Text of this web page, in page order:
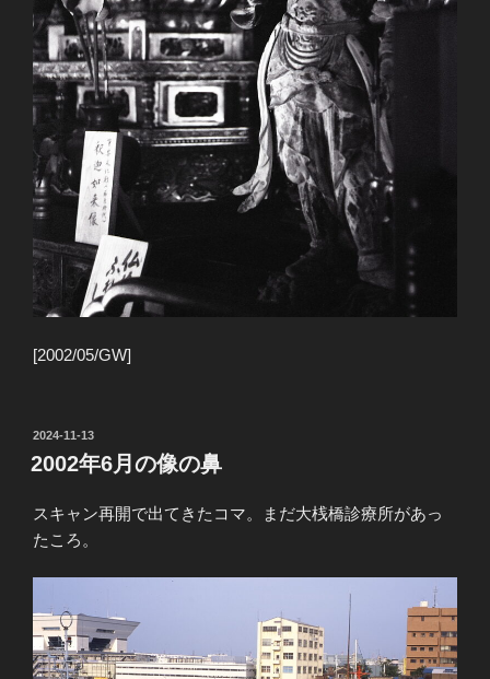
[2002/05/GW]
投
稿
日:
2024-11-13
2002年6月の像の鼻
スキャン再開で出てきたコマ。まだ大桟橋診療所があっ
たころ。